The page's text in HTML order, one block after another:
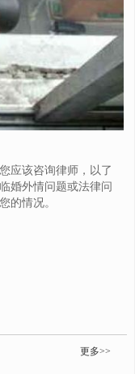
应该咨询律师，以了
婚外情问题或法律问
的情况。
更多>>